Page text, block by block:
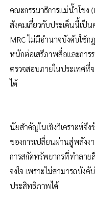
คณะกรรมาธิการแม่น้ำโขง
สังคมเกี่ยวกับประเด็นนี้เป็
MRC ไม่มีอำนาจบังคับใช้
หนักต่อเสรีภาพสื่อและการ
ตรวจสอบภายในประเทศที่
ได้
นัยสำคัญในเชิงวิเคราะห์จึ
ของการเปลี่ยนผ่านสู่พลังง
การสกัดทรัพยากรที่ทำลาย
จงใจ เพราะไม่สามารถบัง
ประสิทธิภาพได้